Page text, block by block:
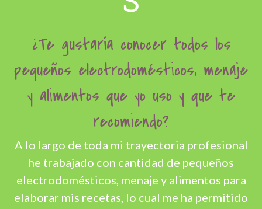
¿Te gustaría conocer todos los
pequeños electrodomésticos, menaje
y alimentos que yo uso y que te
recomiendo?
A lo largo de toda mi trayectoria profesional
he trabajado con cantidad de pequeños
electrodomésticos, menaje y alimentos para
elaborar mis recetas, lo cual me ha permitido